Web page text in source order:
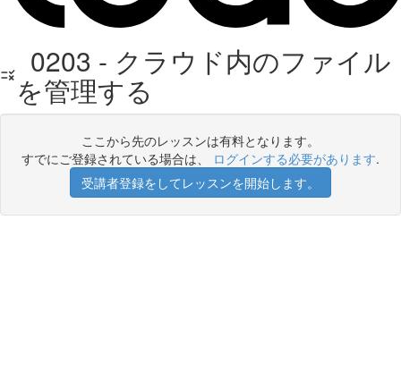
0203 - クラウド内のファイル
を管理する
ここから先のレッスンは有料となります。
すでにご登録されている場合は、 ログインする必要があります.
受講者登録をしてレッスンを開始します。